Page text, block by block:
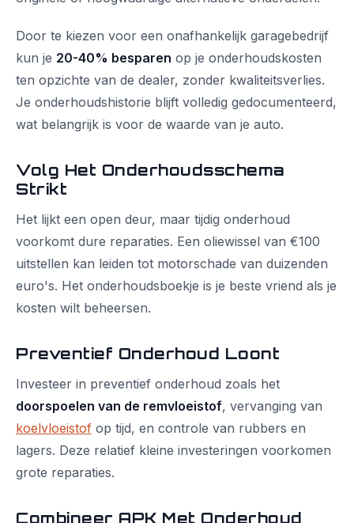
Door te kiezen voor een onafhankelijk garagebedrijf
kun je 20-40% besparen op je onderhoudskosten
ten opzichte van de dealer, zonder kwaliteitsverlies.
Je onderhoudshistorie blijft volledig gedocumenteerd,
wat belangrijk is voor de waarde van je auto.
Volg Het Onderhoudsschema
Strikt
Het lijkt een open deur, maar tijdig onderhoud
voorkomt dure reparaties. Een oliewissel van €100
uitstellen kan leiden tot motorschade van duizenden
euro's. Het onderhoudsboekje is je beste vriend als je
kosten wilt beheersen.
Preventief Onderhoud Loont
Investeer in preventief onderhoud zoals het
doorspoelen van de remvloeistof, vervanging van
koelvloeistof op tijd, en controle van rubbers en
lagers. Deze relatief kleine investeringen voorkomen
grote reparaties.
Combineer APK Met Onderhoud